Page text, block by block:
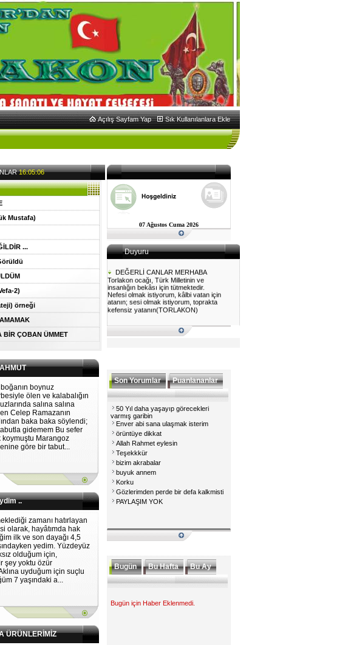
Açılış Sayfam Yap Sık Kullanılanlara Ekle
16:05:06
Mustafa)
...
2)
örneği
BİR ÇOBAN ÜMMET
boğanın boynuz
ölen ve kalabalığın
salına salına
Celep Ramazanın
baka baka söylendi;
gidemem Bu sefer
koymuştu Marangoz
göre bir tabut...
..
zamanı hatırlayan
olarak, hayâtımda hak
ilk ve son dayağı 4,5
yedim. Yüzdeyüz
olduğum için,
şey yoktu özür
uyduğum için suçlu
7 yaşındaki a...
ÜRÜNLERİMİZ
07 Ağustos Cuma 2026
Duyuru
DEĞERLİ CANLAR MERHABA
Torlakon ocağı, Türk Milletinin ve
insanlığın bekâsı için tütmektedir.
Nefesi olmak istiyorum, kâlbi vatan için
atanın; sesi olmak istiyorum, toprakta
kefensiz yatanın(TORLAKON)
Son Yorumlar Puanlananlar
50 Yıl daha yaşayıp görecekleri
varmış garibin
Enver abi sana ulaşmak isterim
örüntüye dikkat
Allah Rahmet eylesin
Teşekkkür
bizim akrabalar
buyuk annem
Korku
Gözlerimden perde bir defa kalkmisti
PAYLAŞIM YOK
Bugün Bu Hafta Bu Ay
Bugün için Haber Eklenmedi.